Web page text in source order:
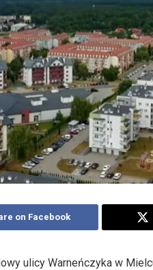
on Facebook
ulicy Warneńczyka w